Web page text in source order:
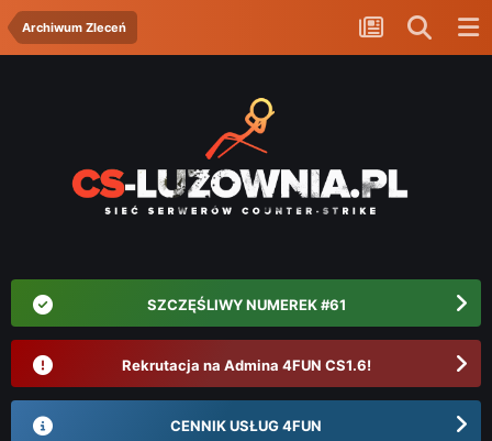
Archiwum Zleceń
SZCZĘŚLIWY NUMEREK #61
Rekrutacja na Admina 4FUN CS1.6!
CENNIK USŁUG 4FUN